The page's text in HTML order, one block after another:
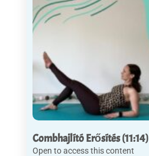
Combhajlító Erősítés (11:14)
Open to access this content